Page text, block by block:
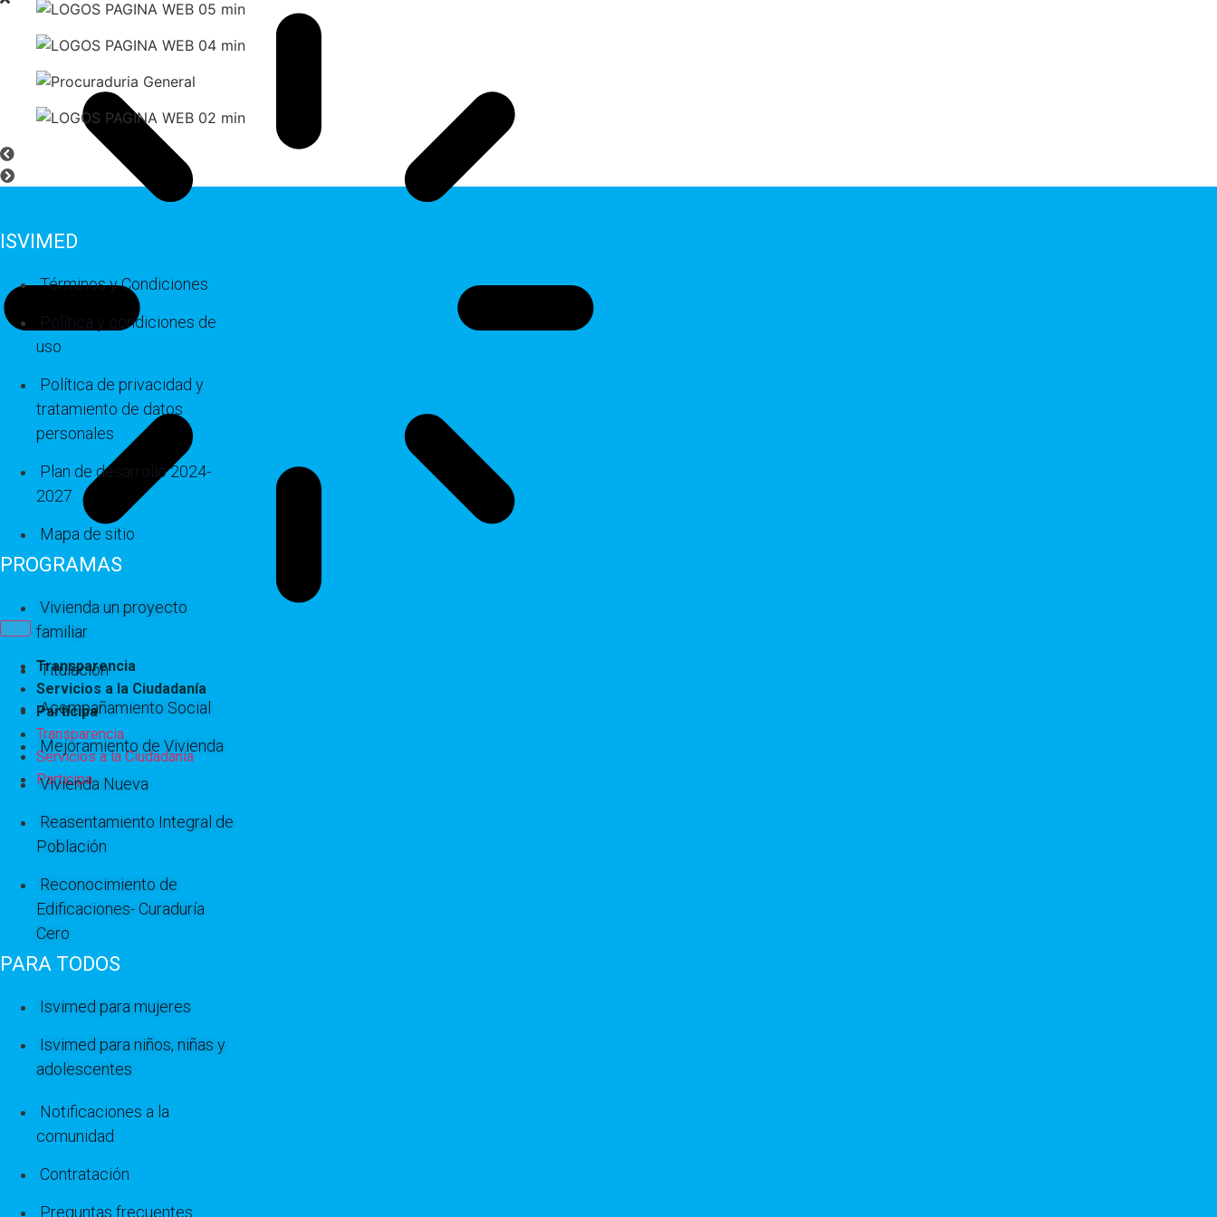
Transparencia
Servicios a la Ciudadanía
Participa
Transparencia
Servicios a la Ciudadanía
Participa
ISVIMED
Términos y Condiciones
Política y condiciones de
uso
Política de privacidad y
tratamiento de datos
personales
Plan de desarrollo 2024-
2027
Mapa de sitio
PROGRAMAS
Vivienda un proyecto
familiar
Titulación
Acompañamiento Social
Mejoramiento de Vivienda
Vivienda Nueva
Reasentamiento Integral de
Población
Reconocimiento de
Edificaciones- Curaduría
Cero
PARA TODOS
Isvimed para mujeres
Isvimed para niños, niñas y
adolescentes
Notificaciones a la
comunidad
Contratación
Preguntas frecuentes